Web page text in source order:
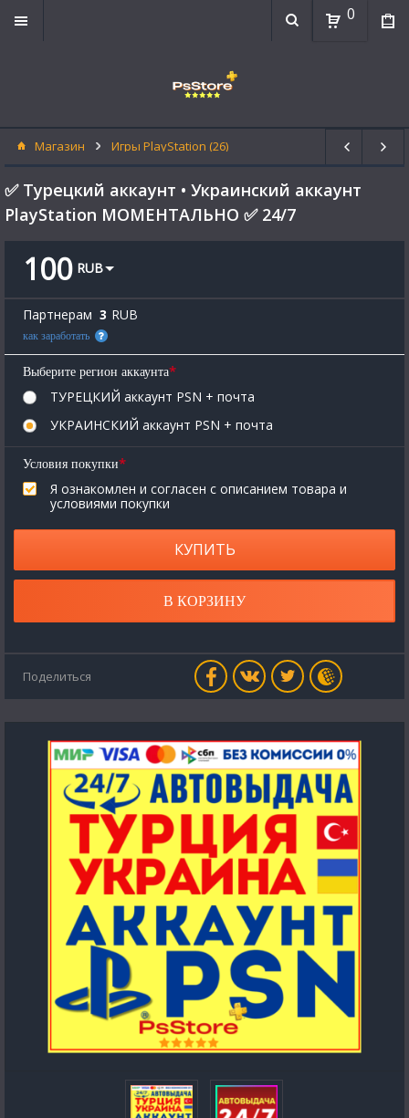
0
Магазин Игры PlayStation (26)
✅ Турецкий аккаунт • Украинский аккаунт
PlayStation МОМЕНТАЛЬНО ✅ 24/7
100 RUB
Партнерам 3 RUB
как заработать
Выберите регион аккаунта*
ТУРЕЦКИЙ аккаунт PSN + почта
УКРАИНСКИЙ аккаунт PSN + почта
Условия покупки*
Я ознакомлен и согласен с описанием товара и
условиями покупки
КУПИТЬ
В КОРЗИНУ
Поделиться